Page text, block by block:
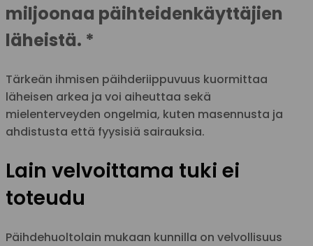
miljoonaa päihteidenkäyttäjien
läheistä. *
Tärkeän ihmisen päihderiippuvuus kuormittaa
läheisen arkea ja voi aiheuttaa sekä
mielenterveyden ongelmia, kuten masennusta ja
ahdistusta että fyysisiä sairauksia.
Lain velvoittama tuki ei
toteudu
Päihdehuoltolain mukaan kunnilla on velvollisuus